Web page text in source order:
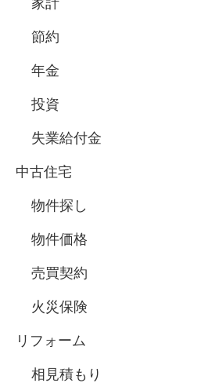
節約
年金
投資
失業給付金
中古住宅
物件探し
物件価格
売買契約
火災保険
リフォーム
相見積もり